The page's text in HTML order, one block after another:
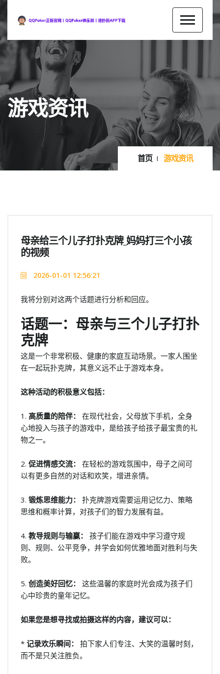
游戏资讯
首页 游戏资讯
母亲给三个儿子打扑克牌_妈妈打三个小孩
的视频
2026-01-01 12:56:21
我将分别对这两个话题进行分析和回应。
话题一：母亲与三个儿子打扑
克牌
这是一个非常积极、健康的家庭互动场景。一家人围坐
在一起玩扑克牌，其意义远不止于游戏本身。
这种活动的积极意义包括：
1. 高质量的陪伴：
在现代社会，父母放下手机，全身
心地投入与孩子的游戏中，是给孩子给孩子最宝贵的礼
物之一。
2. 促进情感交流：
在轻松的游戏氛围中，母子之间可
以有更多自然的对话和欢笑，增进亲情。
3. 锻炼思维能力：
扑克牌游戏需要运用记忆力、策略
思维和概率计算，对孩子们的智力发展有益。
4. 教导规则与输赢：
孩子们能在游戏中学习遵守规
则、规则、公平竞争，并学会如何优雅地面对胜利与失
败。
5. 创造美好回忆：
这些温馨的家庭时光会成为孩子们
心中珍贵的童年记忆。
如果您是想寻找或拍摄这样的内容，建议可以：
* 记录欢乐瞬间：
拍下家人们专注、大笑的温馨时刻，
而不是只关注胜负。